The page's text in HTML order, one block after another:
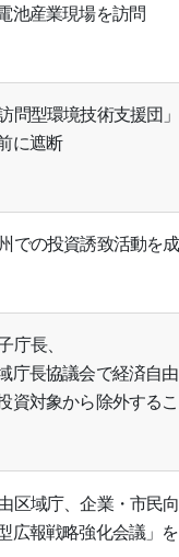
池産業現場を訪問
問型環境技術支援団」
に遮断
での投資誘致活動を
庁長、
庁長協議会で経済自
資対象から除外する
区域庁、企業・市民
広報戦略強化会議」